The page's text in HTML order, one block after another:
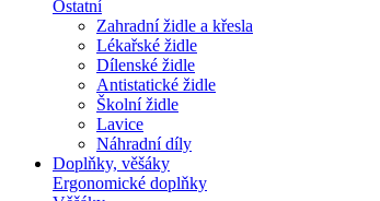
Ostatní
Zahradní židle a křesla
Lékařské židle
Dílenské židle
Antistatické židle
Školní židle
Lavice
Náhradní díly
Doplňky, věšáky
Ergonomické doplňky